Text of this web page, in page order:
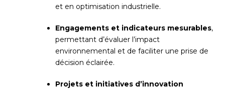
et en optimisation industrielle.
Engagements et indicateurs mesurables,
permettant d’évaluer l’impact
environnemental et de faciliter une prise de
décision éclairée.
Projets et initiatives d’innovation